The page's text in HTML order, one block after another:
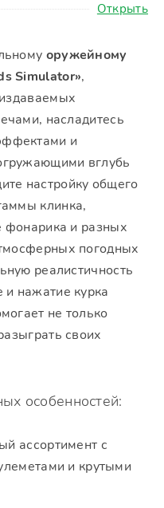
Открыть
оружейному
Simulator»,
насладитесь
и
вглубь
настройку общего
клинка,
фонарика и разных
погодных
реалистичность
и нажатие курка
не только
своих
особенностей:
ассортимент с
и крутыми